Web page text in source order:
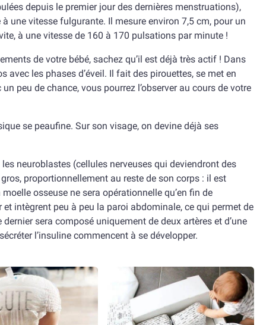
depuis le premier jour des dernières menstruations),
une vitesse fulgurante. Il mesure environ 7,5 cm, pour un
à une vitesse de 160 à 170 pulsations par minute !
de votre bébé, sachez qu’il est déjà très actif ! Dans
avec les phases d’éveil. Il fait des pirouettes, se met en
peu de chance, vous pourrez l’observer au cours de votre
se peaufine. Sur son visage, on devine déjà ses
neuroblastes (cellules nerveuses qui deviendront des
proportionnellement au reste de son corps : il est
osseuse ne sera opérationnelle qu’en fin de
intègrent peu à peu la paroi abdominale, ce qui permet de
sera composé uniquement de deux artères et d’une
l’insuline commencent à se développer.